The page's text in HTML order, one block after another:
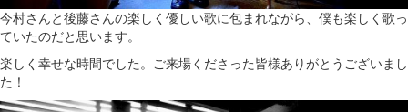
今村さんと後藤さんの楽しく優しい歌に包まれながら、僕も楽しく歌っ
ていたのだと思います。
楽しく幸せな時間でした。ご来場くださった皆様ありがとうございまし
た！